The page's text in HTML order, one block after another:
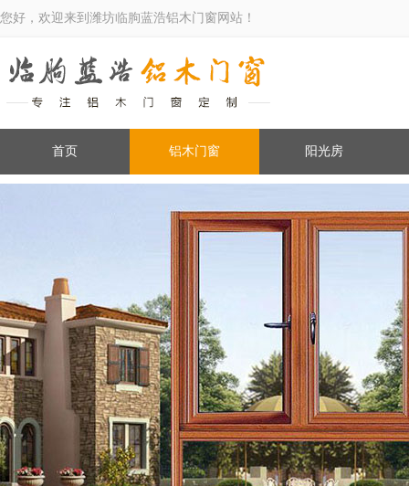
您好，欢迎来到潍坊临朐蓝浩铝木门窗网站！
首页 铝木门窗 阳光房